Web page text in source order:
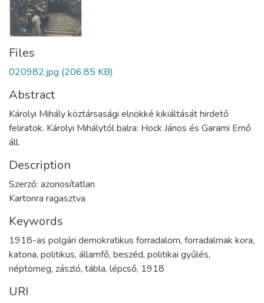
Files
020982.jpg (206.85 KB)
Abstract
Károlyi Mihály köztársasági elnökké kikiáltását hirdető
feliratok. Károlyi Mihálytól balra: Hock János és Garami Ernő
áll.
Description
Szerző: azonosítatlan
Kartonra ragasztva
Keywords
1918-as polgári demokratikus forradalom, forradalmak kora,
katona, politikus, államfő, beszéd, politikai gyűlés,
néptömeg, zászló, tábla, lépcső, 1918
URI